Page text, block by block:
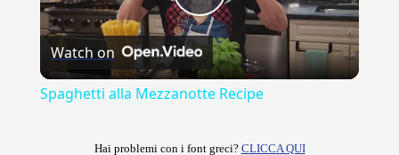
Play
Video
Watch on
Spaghetti alla Mezzanotte Recipe
Hai problemi con i font greci? CLICCA QUI